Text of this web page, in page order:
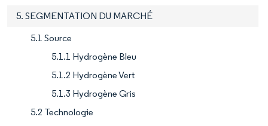
5. SEGMENTATION DU MARCHÉ
5.1 Source
5.1.1 Hydrogène Bleu
5.1.2 Hydrogène Vert
5.1.3 Hydrogène Gris
5.2 Technologie